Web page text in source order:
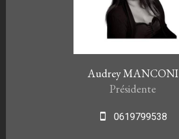
Audrey MANCONI
Présidente
0619799538